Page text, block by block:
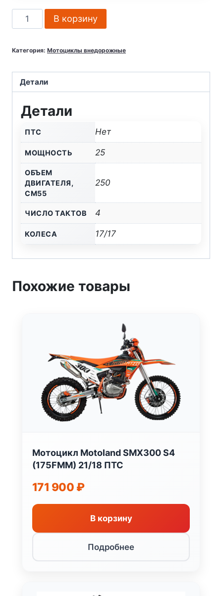
Количество
товара
AVANTIS
LUX
MOTARD
(PR250/172FMM-
2022
В корзину
Категория: Мотоциклы внедорожные
Детали
Детали
ПТС Нет
МОЩНОСТЬ 25
ОБЪЕМ
ДВИГАТЕЛЯ,
СМ55
250
ЧИСЛО ТАКТОВ 4
КОЛЕСА 17/17
Похожие товары
Мотоцикл Motoland SMX300 S4
(175FMM) 21/18 ПТС
171 900 ₽
В корзину
Подробнее